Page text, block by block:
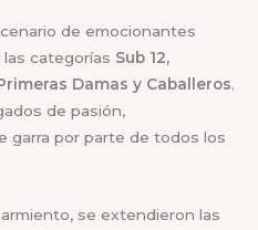
de emocionantes
categorías Sub 12,
Damas y Caballeros.
de pasión,
garra por parte de todos los
se extendieron las